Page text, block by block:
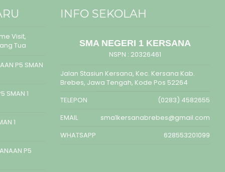
Visit,
Tua
P5 SMAN
SMAN 1
1
P5
INFO SEKOLAH
SMA NEGERI 1 KERSANA
NSPN : 20326461
Jalan Stasiun Kersana, Kec. Kersana Kab.
Brebes, Jawa Tengah, Kode Pos 52264
TELEPON
(0283) 4582655
EMAIL
sma1kersanabrebes@gmail.com
WHATSAPP
628553201099